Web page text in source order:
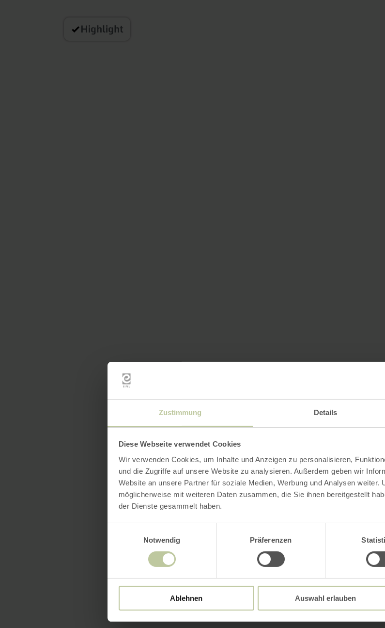
Zustimmung Details
Diese Webseite verwendet Cookies
Wir verwenden Cookies, um Inhalte und Anzeigen zu personalisieren,
und die Zugriffe auf unsere Website zu analysieren. Außerdem geben wir
Website an unsere Partner für soziale Medien, Werbung und Analysen weiter.
möglicherweise mit weiteren Daten zusammen, die Sie ihnen bereitgestellt
der Dienste gesammelt haben.
Notwendig
Präferenzen
Ablehnen Auswahl erlauben
Highlight